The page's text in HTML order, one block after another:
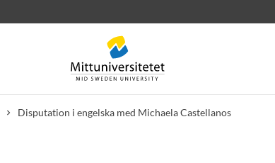
Disputation i engelska med Michaela Castellanos